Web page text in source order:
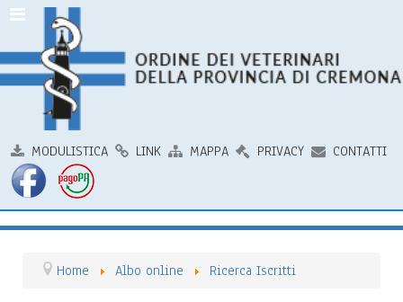
MODULISTICA LINK MAPPA PRIVACY CONTATTI
Home Albo online Ricerca Iscritti